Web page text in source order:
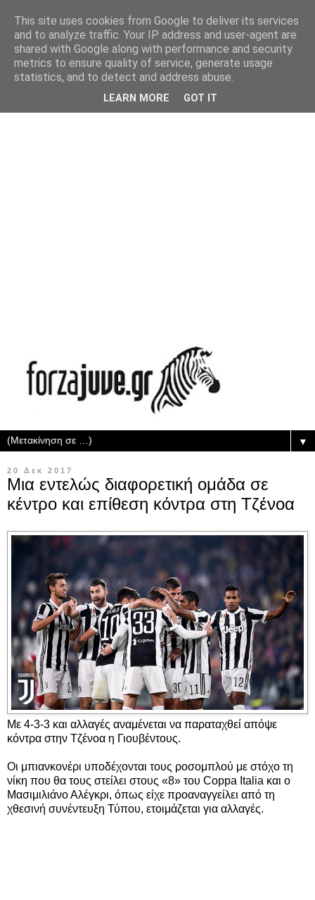
▼
20 Δεκ 2017
Μια εντελώς διαφορετική ομάδα σε
κέντρο και επίθεση κόντρα στη Τζένοα
Με 4-3-3 και αλλαγές αναμένεται να παραταχθεί απόψε
κόντρα στην Τζένοα η Γιουβέντους.
Οι μπιανκονέρι υποδέχονται τους ροσομπλού με στόχο τη
νίκη που θα τους στείλει στους «8» του Coppa Italia και ο
Μασιμιλιάνο Αλέγκρι, όπως είχε προαναγγείλει από τη
χθεσινή συνέντευξη Τύπου, ετοιμάζεται για αλλαγές.
This site uses cookies from Google to deliver its services
and to analyze traffic. Your IP address and user-agent are
shared with Google along with performance and security
metrics to ensure quality of service, generate usage
statistics, and to detect and address abuse.
LEARN MORE GOT IT